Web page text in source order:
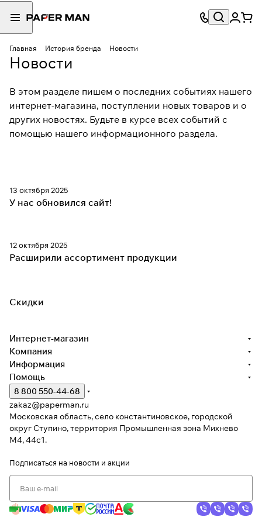
Главная История бренда Новости
Новости
В этом разделе пишем о последних событиях нашего
интернет-магазина, поступлении новых товаров и о
других новостях. Будьте в курсе всех событий с
помощью нашего информационного раздела.
13 октября 2025
У нас обновился сайт!
12 октября 2025
Расширили ассортимент продукции
Скидки
Интернет-магазин
Компания
Информация
Помощь
8 800 550-44-68
zakaz@paperman.ru
Московская область, село константиновское, городской
округ Ступино, территория Промышленная зона Михнево
М4, 44с1.
Подписаться на новости и акции